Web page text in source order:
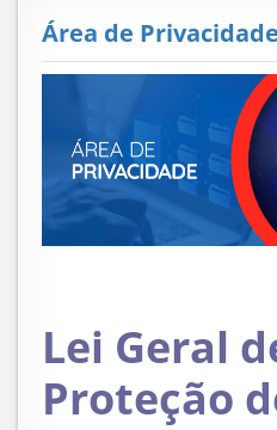
Área de Privacidade
Lei Geral
Proteção